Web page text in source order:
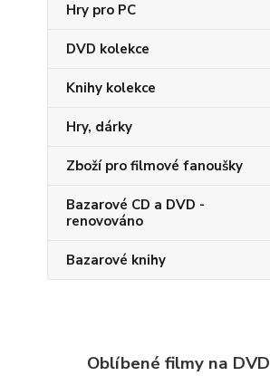
Hry pro PC
DVD kolekce
Knihy kolekce
Hry, dárky
Zboží pro filmové fanoušky
Bazarové CD a DVD -
renovováno
Bazarové knihy
Oblíbené filmy na DVD